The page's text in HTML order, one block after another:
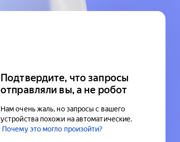
Подтвердите, что запросы
отправляли вы, а не робот
Нам очень жаль, но запросы с вашего
устройства похожи на автоматические.
Почему это могло произойти?